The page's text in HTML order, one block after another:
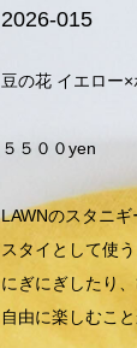
2026-015
豆の花 イエロー×
５５００yen
LAWNのスタニギ
スタイとして使
にぎにぎしたり
自由に楽しむこと